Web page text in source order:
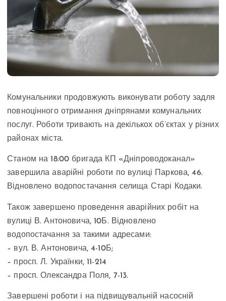
Комунальники продовжують виконувати роботу задля
повноцінного отримання дніпрянами комунальних
послуг. Роботи тривають на декількох об’єктах у різних
районах міста.
Станом на 18:00 бригада КП «Дніпроводоканал»
завершила аварійні роботи по вулиці Паркова, 46.
Відновлено водопостачання селища Старі Кодаки.
Також завершено проведення аварійних робіт на
вулиці В. Антоновича, 10Б. Відновлено
водопостачання за такими адресами:
– вул. В. Антоновича, 4-10Б;
– просп. Л. Українки, 11-214
– просп. Олександра Поля, 7-13.
Завершені роботи і на підвищувальній насосній